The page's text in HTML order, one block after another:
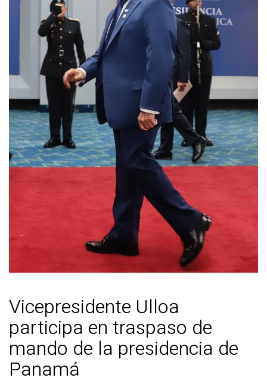
Vicepresidente Ulloa
participa en traspaso de
mando de la presidencia de
Panamá